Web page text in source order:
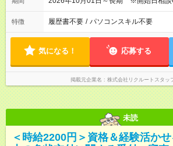
特徴 履歴書不要 / パソコンスキル不要
気になる！ 応募する
掲載元企業名 株式会社リクルートスタッ
未読
＜時給2200円＞資格＆経験活か